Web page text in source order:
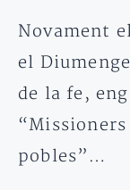
Novament
el
de la fe,
pobles”…